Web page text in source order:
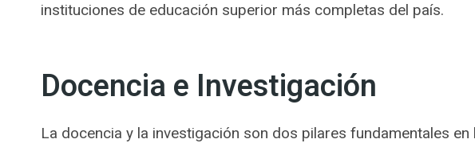
instituciones de educación superior más completas del país.
Docencia e Investigación
La docencia y la investigación son dos pilares fundamentales en